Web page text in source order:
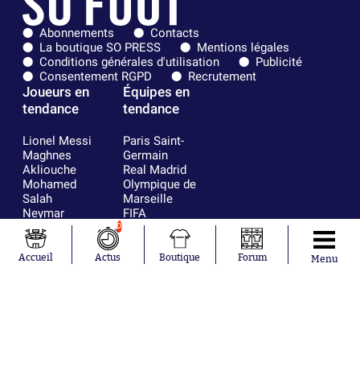
Abonnements
Contacts
La boutique SO PRESS
Mentions légales
Conditions générales d'utilisation
Publicité
Consentement RGPD
Recrutement
Joueurs en
tendance
Lionel Messi
Maghnes
Akliouche
Mohamed
Salah
Neymar
Julián Álvarez
Ferrán Torres
Kilian Corredor
Équipes en
tendance
Paris Saint-
Germain
Real Madrid
Olympique de
Marseille
FIFA
FC Barcelone
Argentine
Olympique
Accueil
0
Actus Boutique Forum Menu